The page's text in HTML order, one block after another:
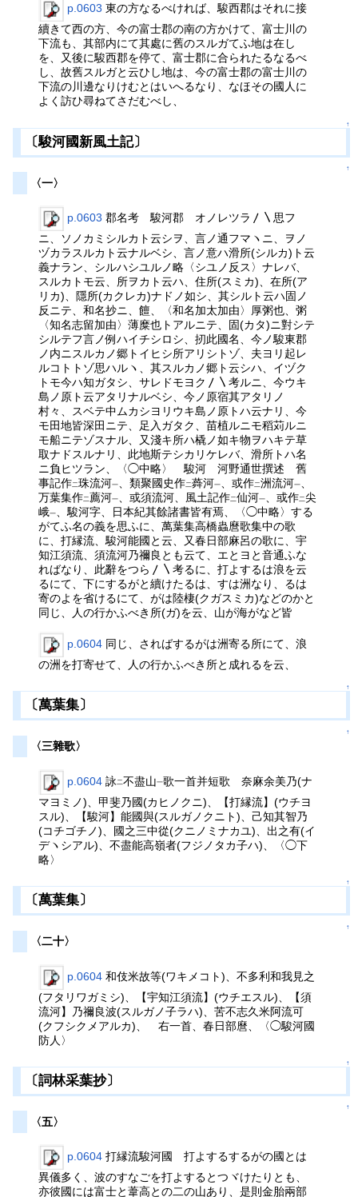
p.0603 東の方なるべければ、駿西郡はそれに接
續きて西の方、今の富士郡の南の方かけて、富士川の
下流も、其部内にて其處に舊のスルガてふ地は在し
を、又後に駿西郡を停て、富士郡に合られたるなるべ
し、故舊スルガと云ひし地は、今の富士郡の富士川の
下流の川邊なりけむとはいへるなり、なほその國人に
よく訪ひ尋ねてさだむべし、
↑
〔駿河國新風土記〕
↑
〈一〉
p.0603 郡名考 駿河郡 オノレツラ〳〵思フ
ニ、ソノカミシルカト云シヲ、言ノ通フマヽニ、ヲノ
ヅカラスルカト云ナルベシ、言ノ意ハ滑所(シルカ)ト云
義ナラン、シルハシユルノ略〈シユノ反ス〉ナレバ、
スルカトモ云、所ヲカト云ハ、住所(スミカ)、在所(ア
リカ)、隱所(カクレカ)ナドノ如シ、其シルト云ハ固ノ
反ニテ、和名抄ニ、饘、〈和名加太加由〉厚粥也、粥
〈知名志留加由〉薄糜也トアルニテ、固(カタ)ニ對シテ
シルテフ言ノ例ハイチシロシ、扨此國名、今ノ駿東郡
ノ内ニスルカノ郷トイヒシ所アリシトゾ、夫ヨリ起レ
ルコトトゾ思ハルヽ、其スルカノ郷ト云シハ、イヅク
トモ今ハ知ガタシ、サレドモヨク〳〵考ルニ、今ウキ
島ノ原ト云アタリナルベシ、今ノ原宿其アタリノ
村々、スベテ中ムカシヨリウキ島ノ原トハ云ナリ、今
モ田地皆深田ニテ、足入ガタク、苗植ルニモ稻苅ルニ
モ船ニテゾスナル、又淺キ所ハ橇ノ如キ物ヲハキテ草
取ナドスルナリ、此地斯テシカリケレバ、滑所トハ名
ニ負ヒツラン、〈◯中略〉 駿河 河野通世撰述 舊
事記作二珠流河一、類聚國史作二蕣河一、或作二洲流河一、
万葉集作二薦河一、或須流河、風土記作二仙河一、或作二尖
峨一、駿河字、日本紀其餘諸書皆有焉、〈◯中略〉する
がてふ名の義を思ふに、萬葉集高橋蟲麿歌集中の歌
に、打縁流、駿河能國と云、又春日部麻呂の歌に、宇
知江須流、須流河乃禰良とも云て、エとヨと音通ふな
ればなり、此辭をつら〳〵考るに、打よするは浪を云
るにて、下にするがと續けたるは、すは洲なり、るは
寄のよを省けるにて、がは陸棲(クガスミカ)などのかと
同じ、人の行かふべき所(ガ)を云、山が海がなど皆
p.0604 同じ、さればするがは洲寄る所にて、浪
の洲を打寄せて、人の行かふべき所と成れるを云、
↑
〔萬葉集〕
↑
〈三雜歌〉
p.0604 詠二不盡山一歌一首并短歌 奈麻余美乃(ナ
マヨミノ)、甲斐乃國(カヒノクニ)、【打縁流】(ウチヨ
スル)、【駿河】能國與(スルガノクニト)、己知其智乃
(コチゴチノ)、國之三中從(クニノミナカユ)、出之有(イ
デヽシアル)、不盡能高嶺者(フジノタカ子ハ)、〈◯下
略〉
↑
〔萬葉集〕
↑
〈二十〉
p.0604 和伎米故等(ワキメコト)、不多利和我見之
(フタリワガミシ)、【宇知江須流】(ウチエスル)、【須
流河】乃禰良波(スルガノ子ラハ)、苦不志久米阿流可
(クフシクメアルカ)、 右一首、春日部麿、〈◯駿河國
防人〉
↑
〔詞林采葉抄〕
↑
〈五〉
p.0604 打縁流駿河國 打よするするがの國とは
異儀多く、波のすなごを打よするとつヾけたりとも、
亦彼國には富士と葦高との二の山あり、是則金胎兩部